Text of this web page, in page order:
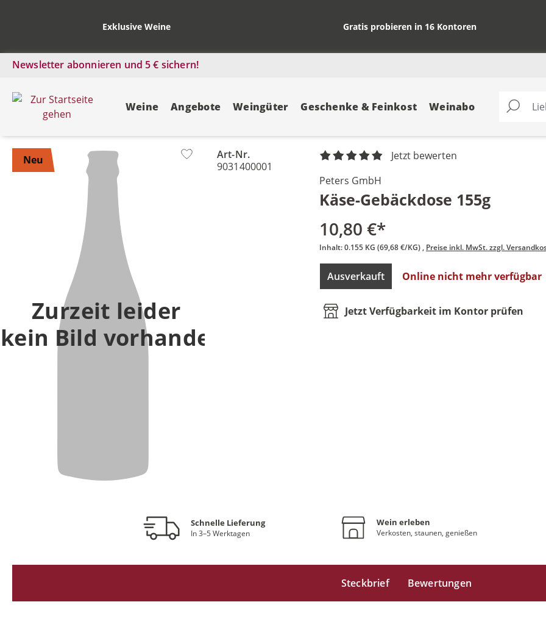
Exklusive Weine Gratis probieren in 16 Kontoren
Newsletter abonnieren und 5 € sichern!
Weine Angebote Weingüter Geschenke & Feinkost Weinabo
Neu
Bildergalerie überspringen
Zurzeit leider
kein Bild vorhanden
Art-Nr.
9031400001
Jetzt bewerten
Peters GmbH
Käse-Gebäckdose 155g
10,80 €*
Inhalt:0.155 KG (69,68 €/KG) Preise inkl. MwSt. zzgl.
Ausverkauft Online nicht mehr verfügbar
Jetzt Verfügbarkeit im Kontor prüfen
Schnelle Lieferung
In 3–5 Werktagen
Wein erleben
Verkosten, staunen, genießen
Steckbrief Bewertungen